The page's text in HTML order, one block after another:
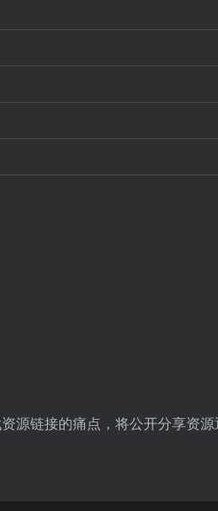
源链接的痛点，将公开分享资源